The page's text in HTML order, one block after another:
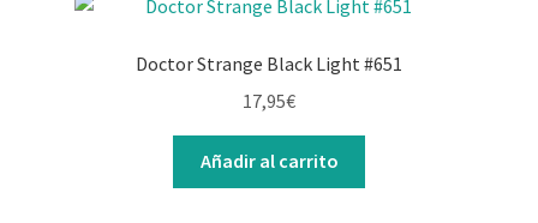
Doctor Strange Black Light #651
17,95€
Añadir al carrito